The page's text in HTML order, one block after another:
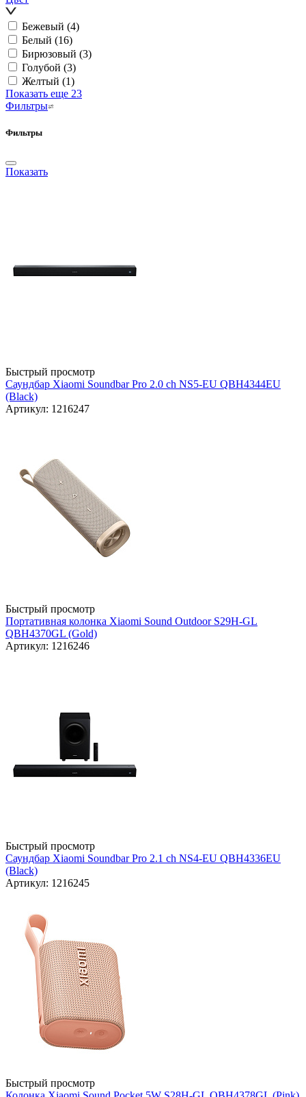
Бежевый (4)
Белый (16)
Бирюзовый (3)
Голубой (3)
Желтый (1)
Показать еще 23
Фильтры
Фильтры
Показать
Быстрый просмотр
Саундбар Xiaomi Soundbar Pro 2.0 ch NS5-EU QBH4344EU
(Black)
Артикул: 1216247
Быстрый просмотр
Портативная колонка Xiaomi Sound Outdoor S29H-GL
QBH4370GL (Gold)
Артикул: 1216246
Быстрый просмотр
Саундбар Xiaomi Soundbar Pro 2.1 ch NS4-EU QBH4336EU
(Black)
Артикул: 1216245
Быстрый просмотр